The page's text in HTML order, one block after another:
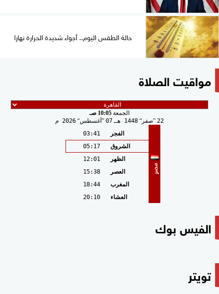
حالة الطقس اليوم.. أجواء شديدة الحرارة نهارا
مواقيت الصلاة
الجمعة 10:05 صـ
22 صفر 1448 هـ 07 أغسطس 2026 م
مصر
الفجر
03:41
الشروق
05:17
الظهر
12:01
العصر
15:38
المغرب
18:44
العشاء
20:10
الفيس بوك
تويتر